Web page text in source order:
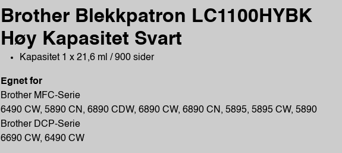
Brother Blekkpatron LC1100HYBK
Høy Kapasitet Svart
Kapasitet 1 x 21,6 ml / 900 sider
Egnet for
Brother MFC-Serie
6490 CW, 5890 CN, 6890 CDW, 6890 CW, 6890 CN, 5895, 5895 CW, 5890
Brother DCP-Serie
6690 CW, 6490 CW